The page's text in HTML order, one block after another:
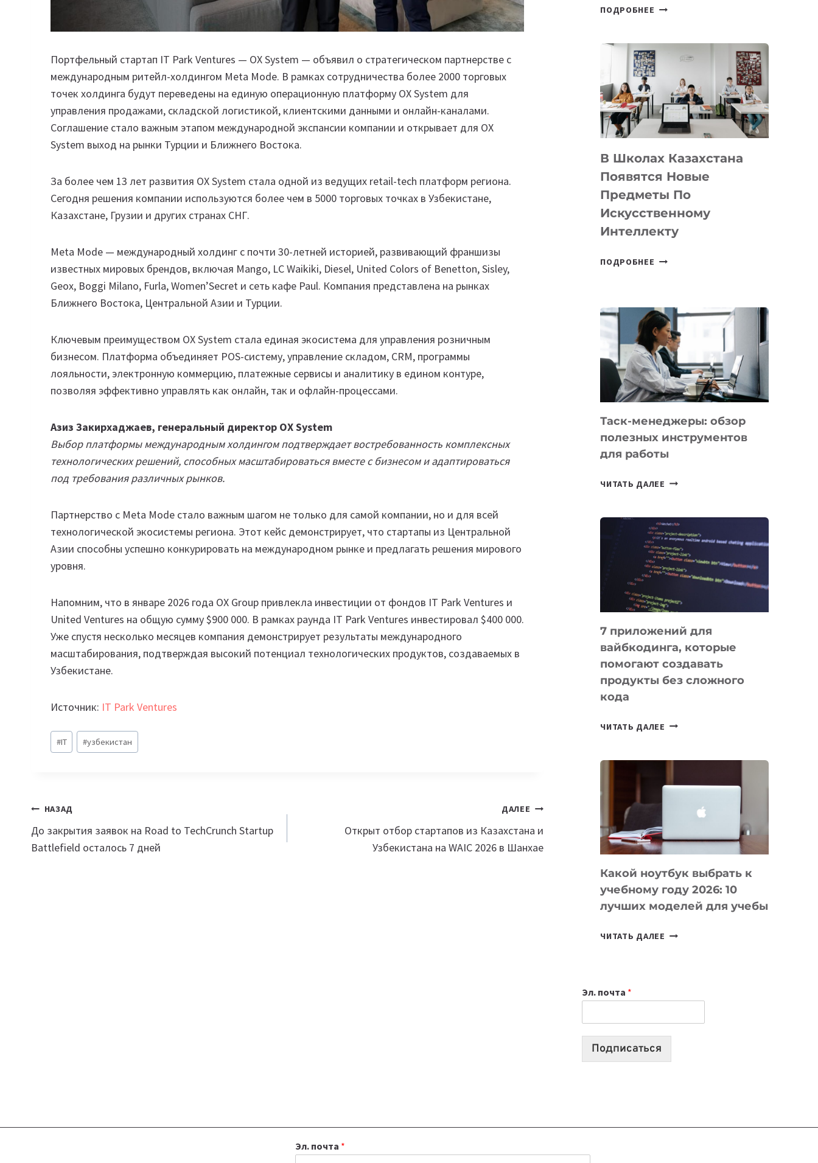
Портфельный стартап IT Park Ventures — OX System — объявил о стратегическом партнерстве с
международным ритейл-холдингом Meta Mode. В рамках сотрудничества более 2000 торговых
точек холдинга будут переведены на единую операционную платформу OX System для
управления продажами, складской логистикой, клиентскими данными и онлайн-каналами.
Соглашение стало важным этапом международной экспансии компании и открывает для OX
System выход на рынки Турции и Ближнего Востока.
За более чем 13 лет развития OX System стала одной из ведущих retail-tech платформ региона.
Сегодня решения компании используются более чем в 5000 торговых точках в Узбекистане,
Казахстане, Грузии и других странах СНГ.
Meta Mode — международный холдинг с почти 30-летней историей, развивающий франшизы
известных мировых брендов, включая Mango, LC Waikiki, Diesel, United Colors of Benetton, Sisley,
Geox, Boggi Milano, Furla, Women’Secret и сеть кафе Paul. Компания представлена на рынках
Ближнего Востока, Центральной Азии и Турции.
Ключевым преимуществом OX System стала единая экосистема для управления розничным
бизнесом. Платформа объединяет POS-систему, управление складом, CRM, программы
лояльности, электронную коммерцию, платежные сервисы и аналитику в едином контуре,
позволяя эффективно управлять как онлайн, так и офлайн-процессами.
Азиз Закирхаджаев, генеральный директор OX System
Выбор платформы международным холдингом подтверждает востребованность комплексных
технологических решений, способных масштабироваться вместе с бизнесом и адаптироваться
под требования различных рынков.
Партнерство с Meta Mode стало важным шагом не только для самой компании, но и для всей
технологической экосистемы региона. Этот кейс демонстрирует, что стартапы из Центральной
Азии способны успешно конкурировать на международном рынке и предлагать решения мирового
уровня.
Напомним, что в январе 2026 года OX Group привлекла инвестиции от фондов IT Park Ventures и
United Ventures на общую сумму $900 000. В рамках раунда IT Park Ventures инвестировал $400 000.
Уже спустя несколько месяцев компания демонстрирует результаты международного
масштабирования, подтверждая высокий потенциал технологических продуктов, создаваемых в
Узбекистане.
Источник: IT Park Ventures
Метки
записи:
#IT #узбекистан
Навигация
по
НАЗАД
До закрытия заявок на Road to TechCrunch Startup
Battlefield осталось 7 дней
ДАЛЕЕ
Открыт отбор стартапов из Казахстана и
Узбекистана на WAIC 2026 в Шанхае
ПОДРОБНЕЕ ОТКРЫТ
DEAL
VELOCITY
MOST
—
МЕЖДУНАРОДНУЮ
ДЛЯ
ТЕХНОЛОГИЧЕСКИХ
СТАРТАПОВ
В Школах Казахстана
Появятся Новые
Предметы По
Искусственному
Интеллекту
ПОДРОБНЕЕ
НОВЫЕ
ПРЕДМЕТЫ
ПО
ИСКУССТВЕННОМУ
ИНТЕЛЛЕКТУ
Таск-менеджеры: обзор
полезных инструментов
для работы
ЧИТАТЬ ДАЛЕЕ ТАСК-
ПОЛЕЗНЫХ
ИНСТРУМЕНТОВ
ДЛЯ
РАБОТЫ
7 приложений для
вайбкодинга, которые
помогают создавать
продукты без сложного
кода
ЧИТАТЬ ДАЛЕЕ
КОТОРЫЕ
СОЗДАВАТЬ
БЕЗ
КОДА
Какой ноутбук выбрать к
учебному году 2026: 10
лучших моделей для учебы
ЧИТАТЬ ДАЛЕЕ КАКОЙ
2026:
10
Эл. почта *
Подписаться
Эл. почта *